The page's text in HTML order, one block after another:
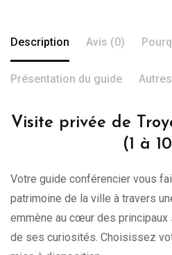
Description Avis (0)
Présentation du guide
Visite privée de
(1 à
Votre guide conférencier vous
patrimoine de la ville à travers
emmène au cœur des
de ses curiosités. Choisissez